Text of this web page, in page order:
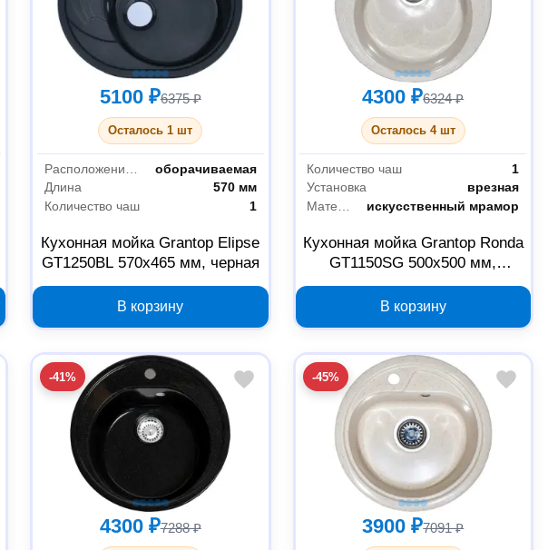
5100 ₽6375 ₽
Осталось 1 шт
оборачиваемая
Длина
570 мм
Количество чаш
1
Кухонная мойка Grantop Elipse
GT1250BL 570х465 мм, черная
В корзину
4300 ₽6324 ₽
Осталось 4 шт
Количество чаш
1
Установка
врезная
искусственный мрамор
Кухонная мойка Grantop Ronda
GT1150SG 500х500 мм,
песочная
В корзину
-41%
4300 ₽7288 ₽
-45%
3900 ₽7091 ₽